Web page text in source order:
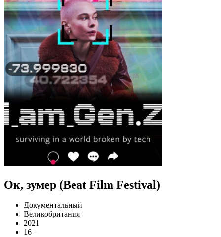
Ок, зумер (Beat Film Festival)
Документальный
Великобритания
2021
16+